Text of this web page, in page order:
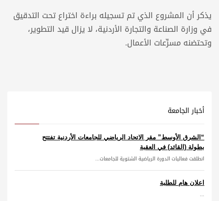
يذكر أن المشروع الذي تم تسجيله براءة اختراع تحت التدقيق
في وزارة الصناعة والتجارة الأردنية، لا يزال قيد التطوير،
وتحتضنه مسرِّعات الأعمال.
أخبار الجامعة
“الشرق الأوسط” مقر الاتحاد الرياضي للجامعات الأردنية تفتتح
بطولة (القائد) في العقبة
انطلقت فعاليات الدورة الرياضية الشتوية للجامعات...
اعلان هام للطلبة
...